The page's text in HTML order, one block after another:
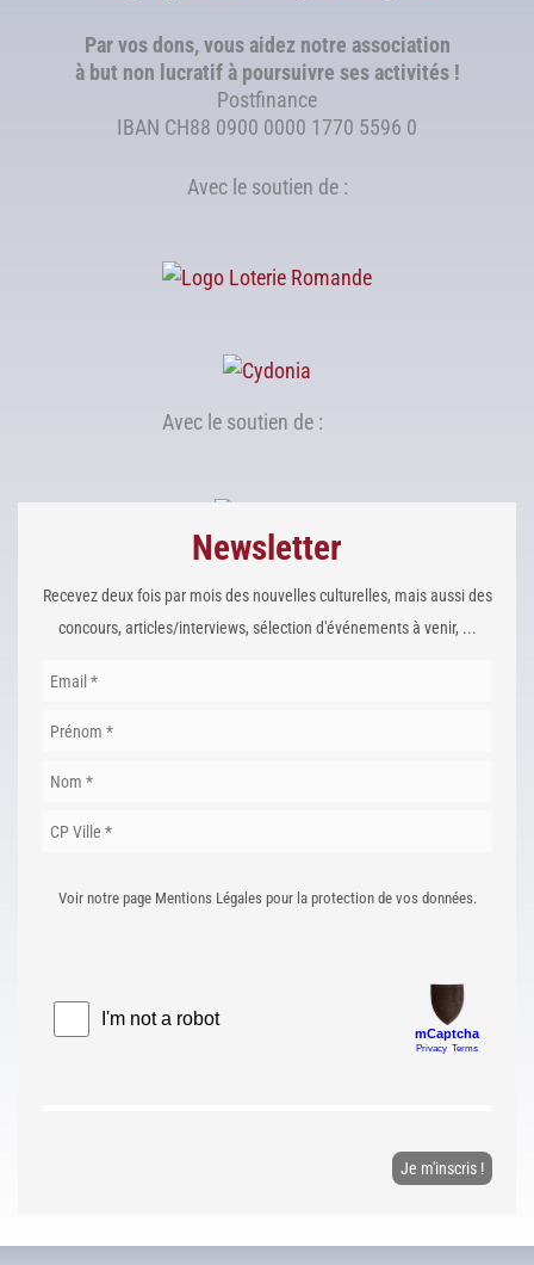
Par vos dons, vous aidez notre association
à but non lucratif à poursuivre ses activités !
Postfinance
IBAN CH88 0900 0000 1770 5596 0
Avec le soutien de :
Avec le soutien de :
Newsletter
Recevez deux fois par mois des nouvelles culturelles, mais aussi des
concours, articles/interviews, sélection d'événements à venir, ...
Voir notre page Mentions Légales pour la protection de vos données.